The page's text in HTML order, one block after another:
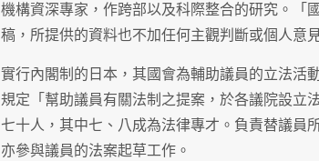
機構資深專家，作跨部以及科際整合的研究。「
稿，所提供的資料也不加任何主觀判斷或個人意
實行內閣制的日本，其國會為輔助議員的立法活
規定「幫助議員有關法制之提案，於各議院設立
七十人，其中七、八成為法律專才。負責替議員
亦參與議員的法案起草工作。